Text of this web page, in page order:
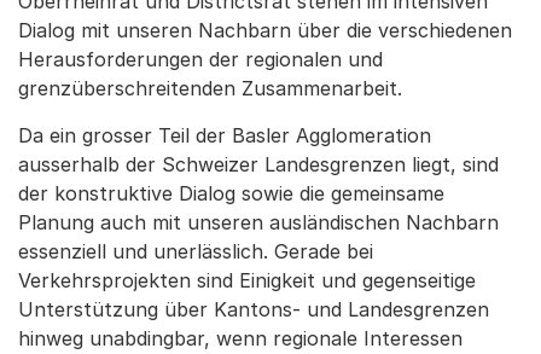
Dialog mit unseren Nachbarn über die verschiedenen
Herausforderungen der regionalen und
grenzüberschreitenden Zusammenarbeit.
Da ein grosser Teil der Basler Agglomeration
ausserhalb der Schweizer Landesgrenzen liegt, sind
der konstruktive Dialog sowie die gemeinsame
Planung auch mit unseren ausländischen Nachbarn
essenziell und unerlässlich. Gerade bei
Verkehrsprojekten sind Einigkeit und gegenseitige
Unterstützung über Kantons- und Landesgrenzen
hinweg unabdingbar, wenn regionale Interessen